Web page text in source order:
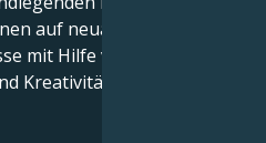
auf neuartige Weise
mit Hilfe von
Kreativität überwinden.